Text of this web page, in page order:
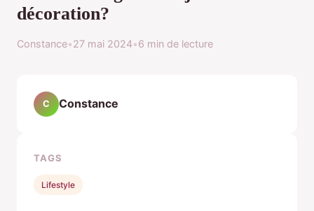
décoration?
Constance•27 mai 2024•6 min de lecture
C Constance
TAGS
Lifestyle